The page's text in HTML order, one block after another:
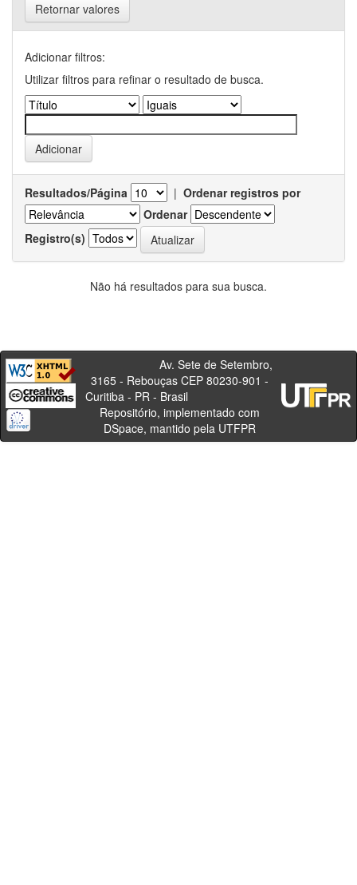
Retornar valores
Adicionar filtros:
Utilizar filtros para refinar o resultado de busca.
Resultados/Página | Ordenar registros por
Ordenar
Registro(s)
Não há resultados para sua busca.
Av. Sete de Setembro,
3165 - Rebouças CEP 80230-901 -
Curitiba - PR - Brasil
Repositório, implementado com
DSpace, mantido pela UTFPR